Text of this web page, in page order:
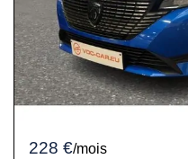
228 €/mois